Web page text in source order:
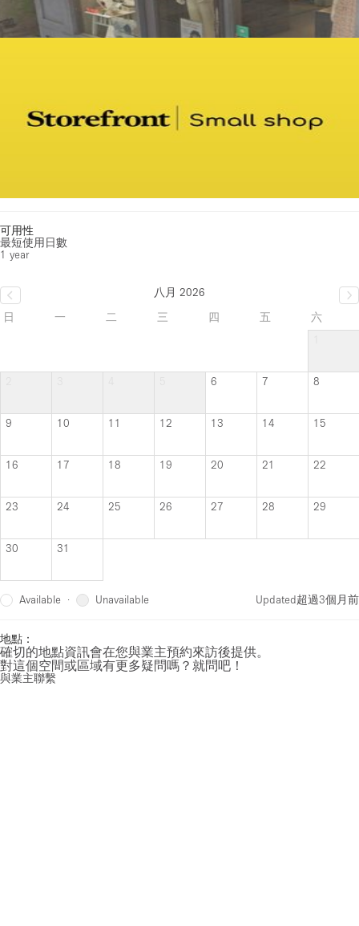
可用性
最短使用日數
1 year
八月 2026
日
一 二 三 四 五
六
6 7 8
9 10 11 12 13 14 15
16 17 18 19 20 21 22
23 24 25 26 27 28 29
30 31
Available · Unavailable Updated超過3個月前
地點：
確切的地點資訊會在您與業主預約來訪後提供。
對這個空間或區域有更多疑問嗎？就問吧！
與業主聯繫